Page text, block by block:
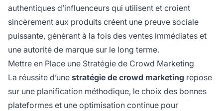
authentiques d’influenceurs qui utilisent et croient
sincèrement aux produits créent une preuve sociale
puissante, générant à la fois des ventes immédiates et
une autorité de marque sur le long terme.
Mettre en Place une Stratégie de Crowd Marketing
La réussite d’une stratégie de crowd marketing repose
sur une planification méthodique, le choix des bonnes
plateformes et une optimisation continue pour